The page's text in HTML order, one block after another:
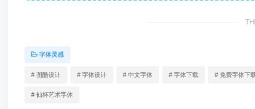
字体灵感
# 图酷设计 # 字体设计 # 中文字体 # 字体下载 # 免费字体下
# 仙杯艺术字体